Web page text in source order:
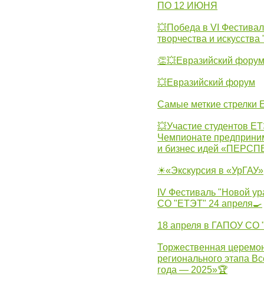
ПО 12 ИЮНЯ
💥Победа в VI
творчества и
👏💥Евразийский форум
💥Евразийский форум
Самые меткие стрелки
💥Участие студентов
Чемпионате
и бизнес идей
☀«Экскурсия в «УрГАУ»
IV Фестиваль "Новой
СО "ЕТЭТ" 24 апреля🍳
18 апреля в ГАПОУ СО
Торжественная
регионального этапа
года — 2025»🏆